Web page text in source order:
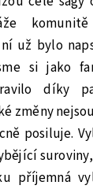
komunitě
už bylo
si jako
díky
změny
posiluje.
příjemná